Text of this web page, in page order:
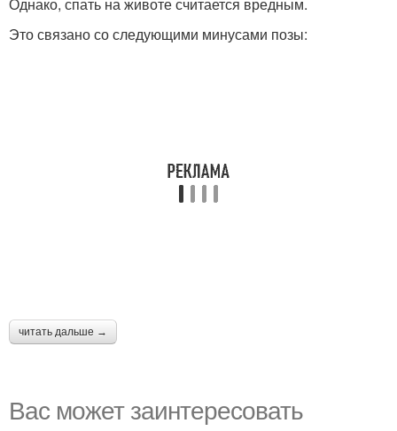
Это связано со следующими минусами позы:
читать дальше →
Вас может заинтересовать